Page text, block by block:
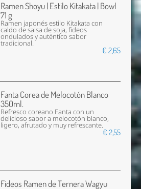
Ramen Shoyu | Estilo Kitakata | Bowl
71 g
Ramen japonés estilo Kitakata con
caldo de salsa de soja, fideos
ondulados y auténtico sabor
tradicional.
€ 2,65
Fanta Corea de Melocotón Blanco
350ml.
Refresco coreano Fanta con un
delicioso sabor a melocotón blanco,
ligero, afrutado y muy refrescante.
€ 2,55
Fideos Ramen de Ternera Wagyu